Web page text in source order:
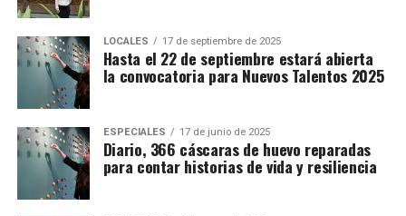
LOCALES 17 de septiembre de 2025
Hasta el 22 de septiembre estará abierta
la convocatoria para Nuevos Talentos 2025
ESPECIALES 17 de junio de 2025
Diario, 366 cáscaras de huevo reparadas
para contar historias de vida y resiliencia